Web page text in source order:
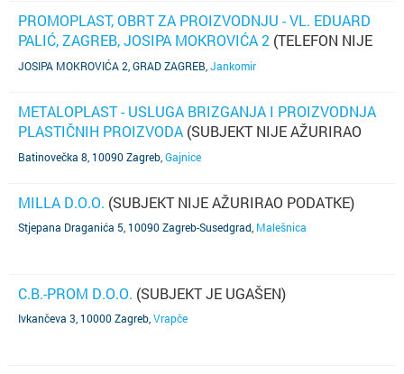
PROMOPLAST, OBRT ZA PROIZVODNJU - VL. EDUARD
PALIĆ, ZAGREB, JOSIPA MOKROVIĆA 2 (TELEFON NIJE
POZNAT)
JOSIPA MOKROVIĆA 2, GRAD ZAGREB Jankomir
METALOPLAST - USLUGA BRIZGANJA I PROIZVODNJA
PLASTIČNIH PROIZVODA (SUBJEKT NIJE AŽURIRAO
PODATKE)
Batinovečka 8, 10090 Zagreb Gajnice
MILLA D.O.O. (SUBJEKT NIJE AŽURIRAO PODATKE)
Stjepana Draganića 5, 10090 Zagreb-Susedgrad Malešnica
C.B.-PROM D.O.O. (SUBJEKT JE UGAŠEN)
Ivkančeva 3, 10000 Zagreb Vrapče